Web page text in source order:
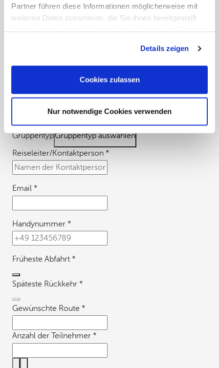
Partner führen diese Informationen möglicherweise mit
weiteren Daten zusammen, die Sie ihnen bereitgestellt
Cookies, wenn Sie unsere Webseite weiterhin nutzen.
Details zeigen
Cookies zulassen
Nur notwendige Cookies verwenden
an zusammen starten, das Abenteuer teilen und schon
an Bord die Gemeinschaft genießen. Ob mit Freunden,
Fähren!
Gruppenbuchungsformular
GruppentypGruppentyp auswählen
Reiseleiter/Kontaktperson*
Email*
Handynummer*
Früheste Abfahrt*
Späteste Rückkehr*
Gewünschte Route *
Anzahl der Teilnehmer*